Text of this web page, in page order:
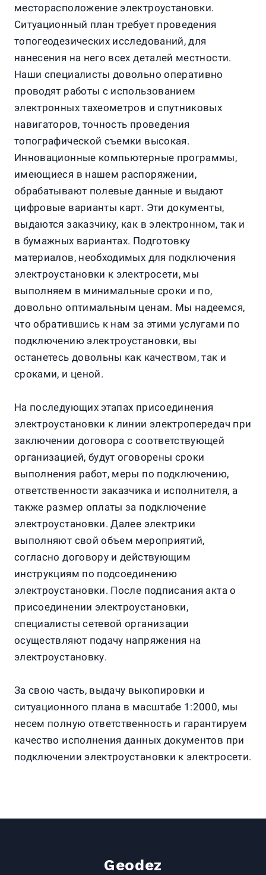
месторасположение электроустановки.
Ситуационный план требует проведения
топогеодезических исследований, для
нанесения на него всех деталей местности.
Наши специалисты довольно оперативно
проводят работы с использованием
электронных тахеометров и спутниковых
навигаторов, точность проведения
топографической съемки высокая.
Инновационные компьютерные программы,
имеющиеся в нашем распоряжении,
обрабатывают полевые данные и выдают
цифровые варианты карт. Эти документы,
выдаются заказчику, как в электронном, так и
в бумажных вариантах. Подготовку
материалов, необходимых для подключения
электроустановки к электросети, мы
выполняем в минимальные сроки и по,
довольно оптимальным ценам. Мы надеемся,
что обратившись к нам за этими услугами по
подключению электроустановки, вы
останетесь довольны как качеством, так и
сроками, и ценой.
На последующих этапах присоединения
электроустановки к линии электропередач при
заключении договора с соответствующей
организацией, будут оговорены сроки
выполнения работ, меры по подключению,
ответственности заказчика и исполнителя, а
также размер оплаты за подключение
электроустановки. Далее электрики
выполняют свой объем мероприятий,
согласно договору и действующим
инструкциям по подсоединению
электроустановки. После подписания акта о
присоединении электроустановки,
специалисты сетевой организации
осуществляют подачу напряжения на
электроустановку.
За свою часть, выдачу выкопировки и
ситуационного плана в масштабе 1:2000, мы
несем полную ответственность и гарантируем
качество исполнения данных документов при
подключении электроустановки к электросети.
Geodez